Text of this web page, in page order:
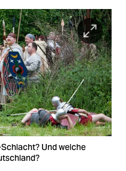
Und welche